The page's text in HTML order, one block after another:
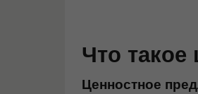
Что
Ценностное